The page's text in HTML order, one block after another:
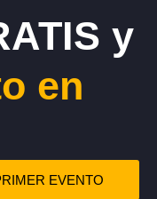
y
en
EVENTO